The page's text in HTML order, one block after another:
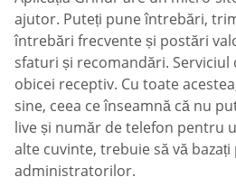
ajutor. Puteți pune întrebări,
întrebări frecvente și postări
sfaturi și recomandări. Serviciul
obicei receptiv. Cu toate
sine, ceea ce înseamnă că nu
live și număr de telefon pentru
alte cuvinte, trebuie să vă
administratorilor.